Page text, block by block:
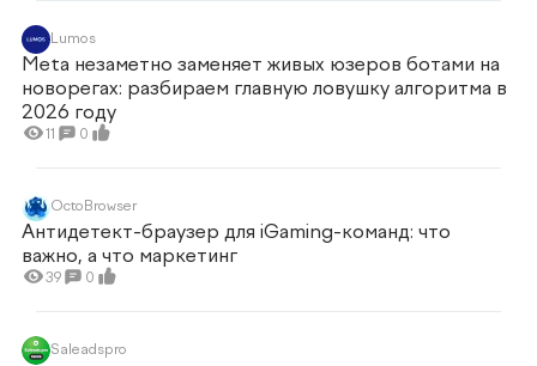
Lumos
Meta незаметно заменяет живых юзеров ботами на
новорегах: разбираем главную ловушку алгоритма в
2026 году
11 0
OctoBrowser
Антидетект-браузер для iGaming-команд: что
важно, а что маркетинг
39 0
Saleadspro